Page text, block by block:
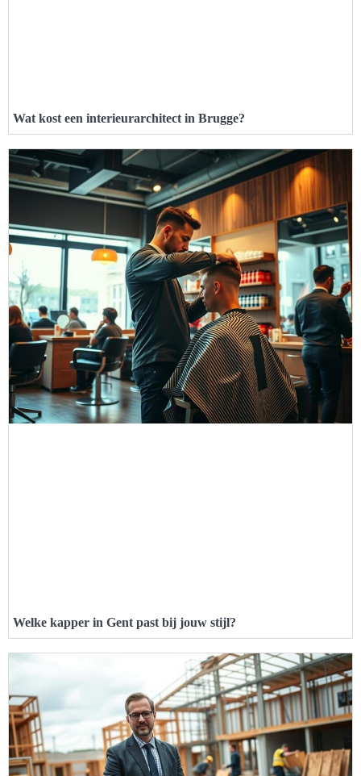
Wat kost een interieurarchitect in Brugge?
Welke kapper in Gent past bij jouw stijl?